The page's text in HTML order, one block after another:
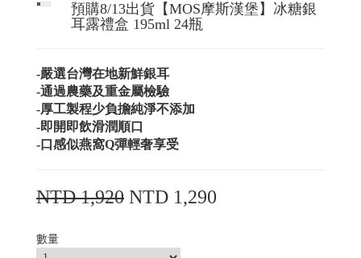
預購8/13出貨【MOS摩斯漢堡】冰糖銀
耳露禮盒 195ml 24瓶
-嚴選台灣在地新鮮銀耳
-通過農藥及重金屬檢驗
-厚工製程少負擔純淨不添加
-即開即飲滑潤順口
-口感似燕窩Q彈輕奢享受
NTD 1,920 NTD 1,290
數量